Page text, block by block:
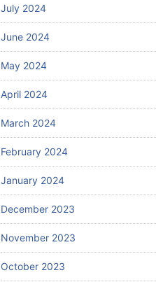
July 2024
June 2024
May 2024
April 2024
March 2024
February 2024
January 2024
December 2023
November 2023
October 2023